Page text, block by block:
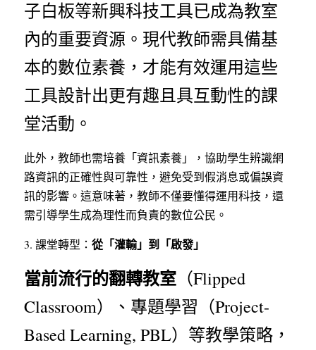
子白板等新興科技工具已成為教室
內的重要資源。現代教師需具備基
本的數位素養，才能有效運用這些
工具設計出更有趣且具互動性的課
堂活動。
此外，教師也需培養「資訊素養」，協助學生辨識網
路資訊的正確性與可靠性，避免受到假消息或偏誤資
訊的影響。這意味著，教師不僅要懂得運用科技，還
需引導學生成為理性而負責的數位公民。
3. 課堂轉型： 從「灌輸」到「啟發」
當前流行的翻轉教室 （Flipped
Classroom）、專題學習（Project-
Based Learning, PBL）等教學策略，